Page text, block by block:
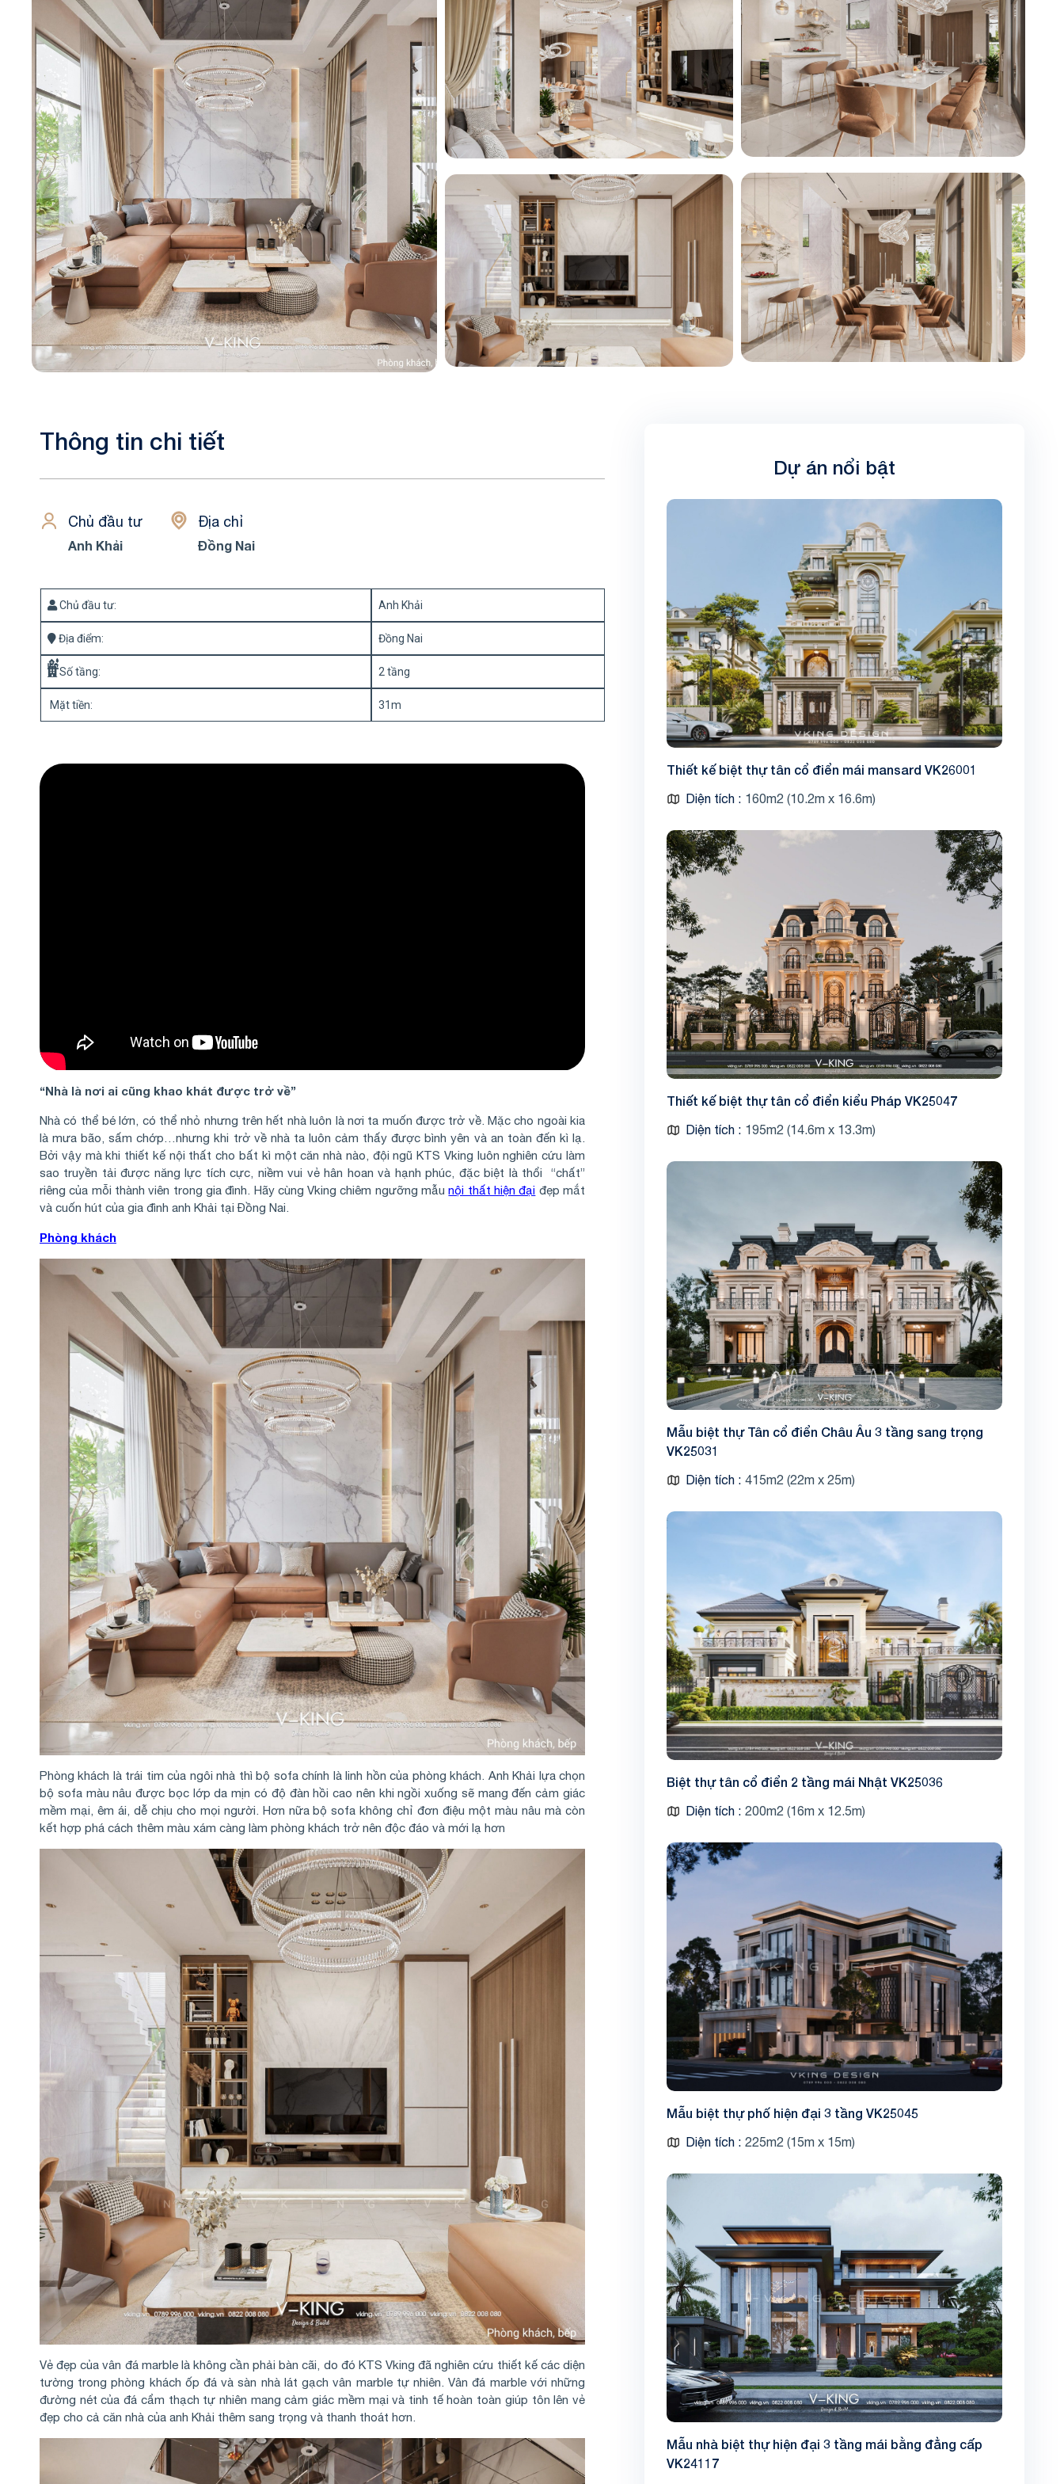
Biệt thự 3 tầng
Biệt thự 4 tầng
Thông tin chi tiết
Chủ đầu tư
Anh Khải
Địa chỉ
Đồng Nai
Chủ đầu tư: Anh Khải
Địa điểm: Đồng Nai
Số tầng: 2 tầng
Mặt tiền: 31m
“Nhà là nơi ai cũng khao khát được trở về”
Nhà có thể bé lớn, có thể nhỏ nhưng trên hết nhà luôn là nơi ta muốn được trở về. Mặc cho ngoài kia
là mưa bão, sấm chớp…nhưng khi trở về nhà ta luôn cảm thấy được bình yên và an toàn đến kì lạ.
Bởi vậy mà khi thiết kế nội thất cho bất kì một căn nhà nào, đội ngũ KTS Vking luôn nghiên cứu làm
sao truyền tải được năng lực tích cực, niềm vui vẻ hân hoan và hạnh phúc, đặc biệt là thổi “chất”
riêng của mỗi thành viên trong gia đình. Hãy cùng Vking chiêm ngưỡng mẫunội thất hiện đại đẹp mắt
và cuốn hút của gia đình anh Khải tại Đồng Nai.
Phòng khách
Phòng khách là trái tim của ngôi nhà thì bộ sofa chính là linh hồn của phòng khách. Anh Khải lựa chọn
bộ sofa màu nâu được bọc lớp da mịn có độ đàn hồi cao nên khi ngồi xuống sẽ mang đến cảm giác
mềm mại, êm ái, dễ chịu cho mọi người. Hơn nữa bộ sofa không chỉ đơn điệu một màu nâu mà còn
kết hợp phá cách thêm màu xám càng làm phòng khách trở nên độc đáo và mới lạ hơn
Vẻ đẹp của vân đá marble là không cần phải bàn cãi, do đó KTS Vking đã nghiên cứu thiết kế các diện
tường trong phòng khách ốp đá và sàn nhà lát gạch vân marble tự nhiên. Vân đá marble với những
đường nét của đá cẩm thạch tự nhiên mang cảm giác mềm mại và tinh tế hoàn toàn giúp tôn lên vẻ
đẹp cho cả căn nhà của anh Khải thêm sang trọng và thanh thoát hơn.
Dự án nổi bật
Thiết kế biệt thự tân cổ điển mái mansard VK26001
Diện tích 160m2 (10.2m x 16.6m)
Thiết kế biệt thự tân cổ điển kiểu Pháp VK25047
Diện tích 195m2 (14.6m x 13.3m)
Mẫu biệt thự Tân cổ điển Châu Âu 3 tầng sang trọng
VK25031
Diện tích 415m2 (22m x 25m)
Biệt thự tân cổ điển 2 tầng mái Nhật VK25036
Diện tích 200m2 (16m x 12.5m)
Mẫu biệt thự phố hiện đại 3 tầng VK25045
Diện tích 225m2 (15m x 15m)
Mẫu nhà biệt thự hiện đại 3 tầng mái bằng đẳng cấp
VK24117